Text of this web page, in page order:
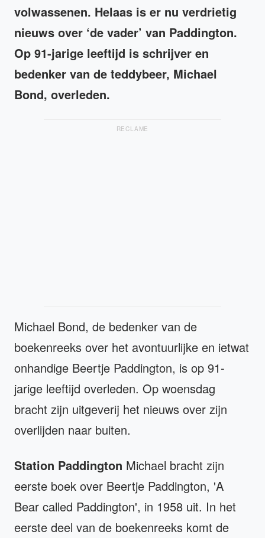
volwassenen. Helaas is er nu verdrietig
nieuws over ‘de vader’ van Paddington.
Op 91-jarige leeftijd is schrijver en
bedenker van de teddybeer, Michael
Bond, overleden.
RECLAME
Michael Bond, de bedenker van de
boekenreeks over het avontuurlijke en ietwat
onhandige Beertje Paddington, is op 91-
jarige leeftijd overleden. Op woensdag
bracht zijn uitgeverij het nieuws over zijn
overlijden naar buiten.
Station Paddington Michael bracht zijn
eerste boek over Beertje Paddington, 'A
Bear called Paddington', in 1958 uit. In het
eerste deel van de boekenreeks komt de